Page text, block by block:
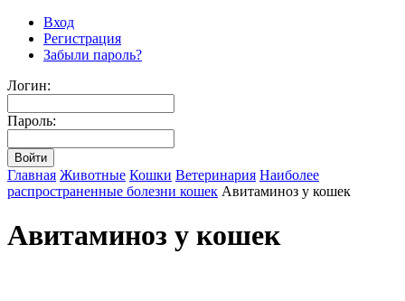
Вход
Регистрация
Забыли пароль?
Логин:
Пароль:
Главная Животные Кошки Ветеринария Наиболее
распространенные болезни кошек Авитаминоз у кошек
Авитаминоз у кошек